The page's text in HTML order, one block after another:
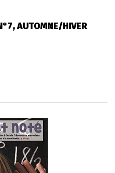
AUTOMNE/HIVER